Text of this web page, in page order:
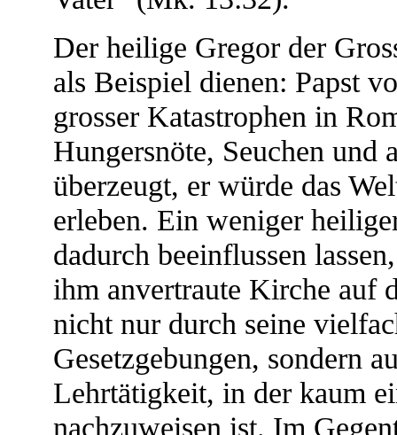
Der heilige Gregor der
als Beispiel dienen: Papst
grosser Katastrophen in
Hungersnöte, Seuchen und
überzeugt, er würde das
erleben. Ein weniger
dadurch beeinflussen
ihm anvertraute Kirche auf
nicht nur durch seine
Gesetzgebungen, sondern
Lehrtätigkeit, in der kaum
nachzuweisen ist. Im